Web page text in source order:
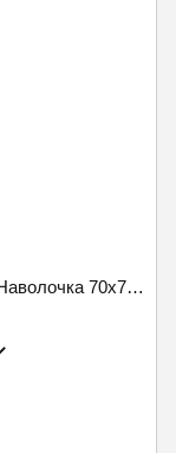
Постільна білизна двоспальна муслін. Наволочка 70х70. Koloco